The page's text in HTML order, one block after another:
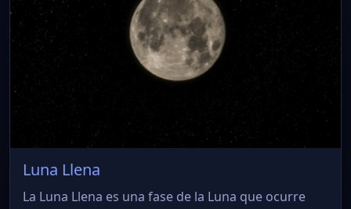
Luna Llena
La Luna Llena es una fase de la Luna que ocurre